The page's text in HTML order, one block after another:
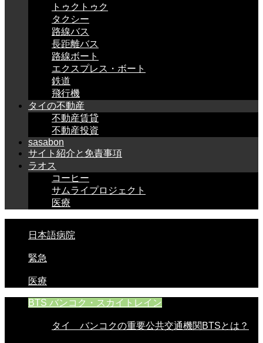
トゥクトゥク
タクシー
路線バス
長距離バス
路線ボート
エクスプレス・ボート
鉄道
飛行機
タイの不動産
不動産賃貸
不動産投資
sasabon
サイト紹介と免責事項
ラオス
コーヒー
サムライプロジェクト
医療
日本語病院
緊急
医療
BTS バンコク・スカイトレイン
タイ バンコクの重要公共交通機関BTSとは？